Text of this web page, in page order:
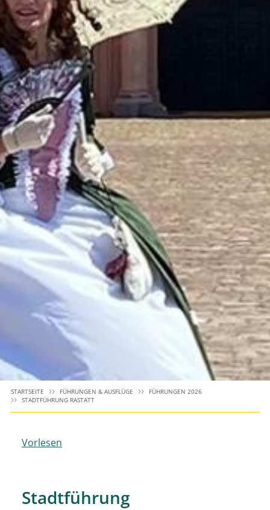
STARTSEITE FÜHRUNGEN & AUSFLÜGE
FÜHRUNGEN 2026
STADTFÜHRUNG RASTATT
Vorlesen
Stadtführung